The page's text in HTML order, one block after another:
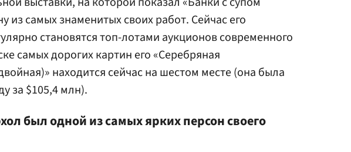
из самых знаменитых своих работ. Сейчас его
становятся топ-лотами аукционов современного
самых дорогих картин его «Серебряная
находится сейчас на шестом месте (она была
за $105,4 млн).
был одной из самых ярких персон своего